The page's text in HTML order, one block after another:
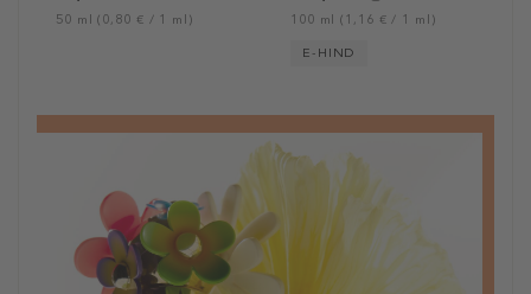
50 ml (0,80 € / 1 ml) 100 ml (1,16 € / 1 ml)
E-HIND